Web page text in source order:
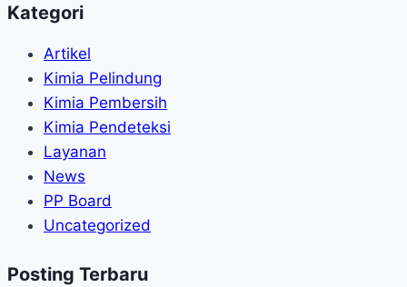
Kategori
Artikel
Kimia Pelindung
Kimia Pembersih
Kimia Pendeteksi
Layanan
News
PP Board
Uncategorized
Posting Terbaru